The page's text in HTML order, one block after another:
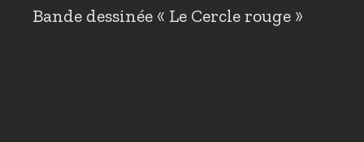
Bande dessinée « Le Cercle rouge »